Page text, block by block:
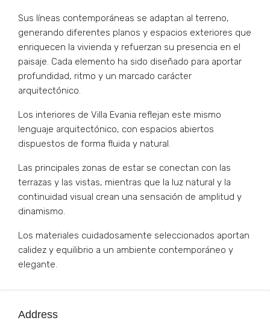
Sus líneas contemporáneas se adaptan al terreno,
generando diferentes planos y espacios exteriores que
enriquecen la vivienda y refuerzan su presencia en el
paisaje. Cada elemento ha sido diseñado para aportar
profundidad, ritmo y un marcado carácter
arquitectónico.
Los interiores de Villa Evania reflejan este mismo
lenguaje arquitectónico, con espacios abiertos
dispuestos de forma fluida y natural.
Las principales zonas de estar se conectan con las
terrazas y las vistas, mientras que la luz natural y la
continuidad visual crean una sensación de amplitud y
dinamismo.
Los materiales cuidadosamente seleccionados aportan
calidez y equilibrio a un ambiente contemporáneo y
elegante.
Address